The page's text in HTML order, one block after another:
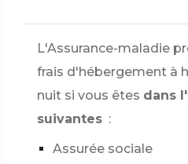
L'Assurance-maladie
frais d'hébergement à
nuit si vous êtes dans
suivantes :
Assurée sociale